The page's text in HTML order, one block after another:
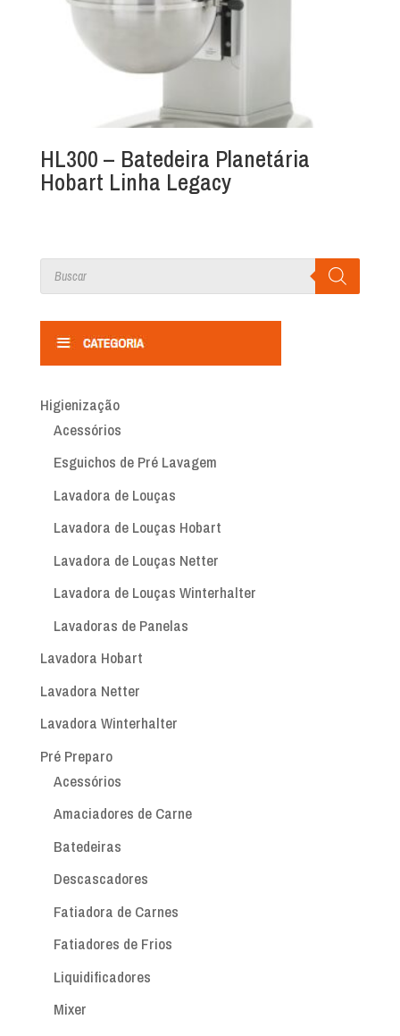
HL300 – Batedeira Planetária
Hobart Linha Legacy
Products
search
Higienização
Acessórios
Esguichos de Pré Lavagem
Lavadora de Louças
Lavadora de Louças Hobart
Lavadora de Louças Netter
Lavadora de Louças Winterhalter
Lavadoras de Panelas
Lavadora Hobart
Lavadora Netter
Lavadora Winterhalter
Pré Preparo
Acessórios
Amaciadores de Carne
Batedeiras
Descascadores
Fatiadora de Carnes
Fatiadores de Frios
Liquidificadores
Mixer